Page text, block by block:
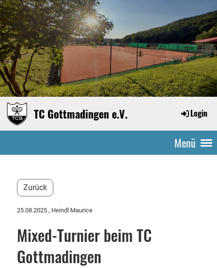
TC Gottmadingen e.V. Login
Menü
Zurück
25.08.2025 , Heindl Maurice
Mixed-Turnier beim TC
Gottmadingen